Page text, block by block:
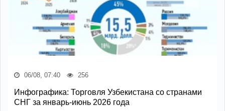
06/08, 07:40 256
Инфографика: Торговля Узбекистана со странами
СНГ за январь-июнь 2026 года